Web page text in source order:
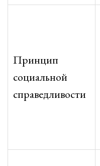
Принцип
социальной
справедливости